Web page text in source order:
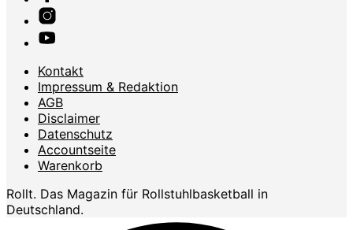
Kontakt
Impressum & Redaktion
AGB
Disclaimer
Datenschutz
Accountseite
Warenkorb
Rollt. Das Magazin für Rollstuhlbasketball in
Deutschland.